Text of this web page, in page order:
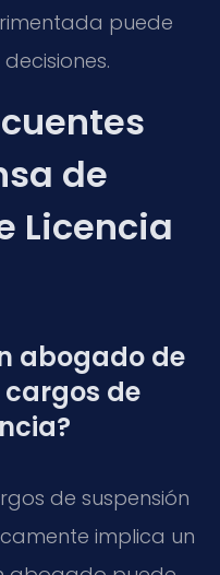
puede
de
Licencia
abogado de
de
de suspensión
implica un